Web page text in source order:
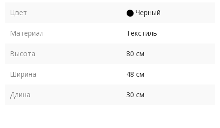
Цвет Черный
Материал Текстиль
Высота 80 см
Ширина 48 см
Длина 30 см